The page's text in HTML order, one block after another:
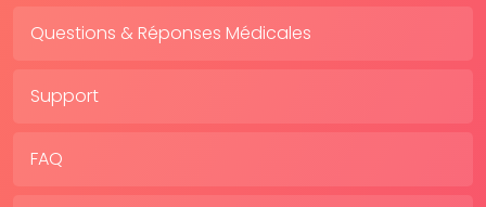
Questions & Réponses Médicales
Support
FAQ